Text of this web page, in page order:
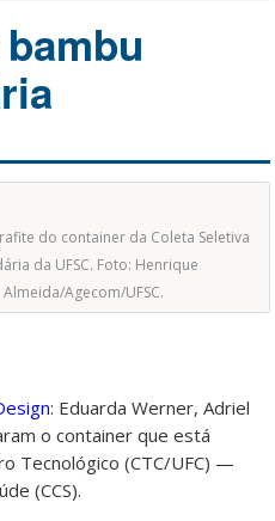
do container da Coleta Seletiva
da UFSC. Foto: Henrique
Almeida/Agecom/UFSC.
: Eduarda Werner, Adriel
o container que está
Tecnológico (CTC/UFC) —
(CCS).